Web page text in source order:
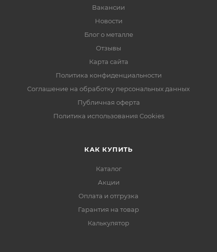
Вакансии
Новости
Блог о металле
Отзывы
Карта сайта
Политика конфиденциальности
Соглашение на обработку персональных данных
Публичная оферта
Политика использования Cookies
КАК КУПИТЬ
Каталог
Акции
Оплата и отгрузка
Гарантия на товар
Калькулятор